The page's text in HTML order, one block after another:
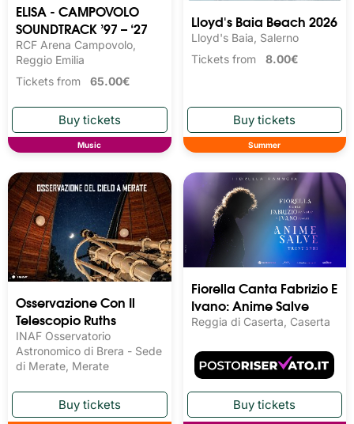
ELISA - CAMPOVOLO
SOUNDTRACK ’97 – ‘27
RCF Arena Campovolo,
Reggio Emilia
Tickets from 65.00€
Music
Lloyd's Baia Beach 2026
Lloyd's Baia, Salerno
Tickets from 8.00€
Summer
Osservazione Con Il
Telescopio Ruths
INAF Osservatorio
Astronomico di Brera - Sede
di Merate, Merate
Fiorella Canta Fabrizio E
Ivano: Anime Salve
Reggia di Caserta, Caserta